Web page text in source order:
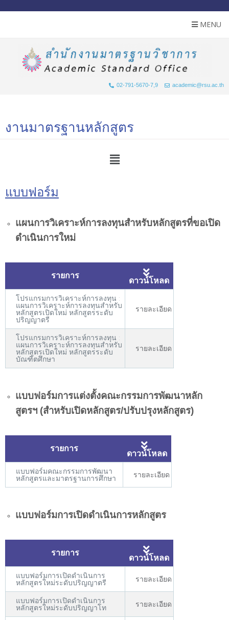
MENU
02-791-5670-7,9 academic@rsu.ac.th
งานมาตรฐานหลักสูตร
แบบฟอร์ม
แผนการวิเคราะห์การลงทุนสำหรับหลักสูตรที่ขอเปิด
ดำเนินการใหม่
รายการ
ดาวน์โหลด
โปรแกรมการวิเคราะห์การลงทุน :
แผนการวิเคราะห์การลงทุนสำหรับ
หลักสูตรเปิดใหม่ หลักสูตรระดับ
ปริญญาตรี
รายละเอียด
โปรแกรมการวิเคราะห์การลงทุน :
แผนการวิเคราะห์การลงทุนสำหรับ
หลักสูตรเปิดใหม่ หลักสูตรระดับ
บัณฑิตศึกษา
รายละเอียด
แบบฟอร์มการแต่งตั้งคณะกรรมการพัฒนาหลัก
สูตรฯ (สำหรับเปิดหลักสูตร/ปรับปรุงหลักสูตร)
รายการ
ดาวน์โหลด
แบบฟอร์มคณะกรรมการพัฒนา
หลักสูตรและมาตรฐานการศึกษา รายละเอียด
แบบฟอร์มการเปิดดำเนินการหลักสูตร
รายการ
ดาวน์โหลด
แบบฟอร์มการเปิดดำเนินการ
หลักสูตรใหม่ระดับปริญญาตรี รายละเอียด
แบบฟอร์มการเปิดดำเนินการ
หลักสูตรใหม่ระดับปริญญาโท รายละเอียด